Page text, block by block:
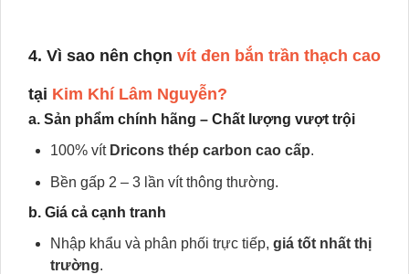
4. Vì sao nên chọn vít đen bắn trần thạch cao
tại Kim Khí Lâm Nguyễn?
a. Sản phẩm chính hãng – Chất lượng vượt trội
100% vít Dricons thép carbon cao cấp.
Bền gấp 2 – 3 lần vít thông thường.
b. Giá cả cạnh tranh
Nhập khẩu và phân phối trực tiếp, giá tốt nhất thị
trường.